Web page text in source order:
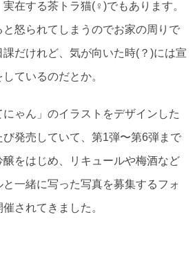
在する茶トラ猫(♀)でもあります。
怒られてしまうのでお家の周りで
だけれど、気が向いた時(？)には宣
ているのだとか。
ゃん」のイラストをデザインした
発売していて、第1弾〜第6弾まで
をはじめ、リキュールや梅酒など
一緒に写った写真を募集するフォ
されてきました。